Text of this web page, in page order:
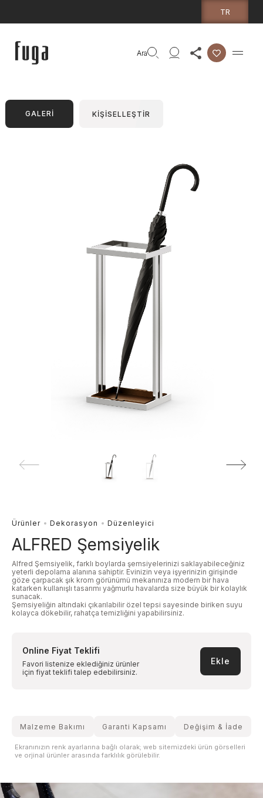
TR
Ara
GALERİ KİŞİSELLEŞTİR
Ürünler Dekorasyon Düzenleyici
ALFRED Şemsiyelik
Alfred Şemsiyelik, farklı boylarda şemsiyelerinizi saklayabileceğiniz
yeterli depolama alanına sahiptir. Evinizin veya işyerinizin girişinde
göze çarpacak şık krom görünümü mekanınıza modern bir hava
katarken kullanışlı tasarımı yağmurlu havalarda size büyük bir kolaylık
sunacak.
Şemsiyeliğin altındaki çıkarılabilir özel tepsi sayesinde biriken suyu
kolayca dökebilir, rahatça temizliğini yapabilirsiniz.
Online Fiyat Teklifi
Favori listenize eklediğiniz ürünler
için fiyat teklifi talep edebilirsiniz.
Ekle
Malzeme Bakımı Garanti Kapsamı Değişim & İade
Ekranınızın renk ayarlarına bağlı olarak; web sitemizdeki ürün görselleri
ve orjinal ürünler arasında farklılık görülebilir.